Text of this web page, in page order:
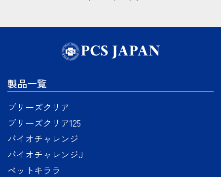
製品一覧
ブリーズクリア
ブリーズクリア125
バイオチャレンジ
バイオチャレンジJ
ペットキララ